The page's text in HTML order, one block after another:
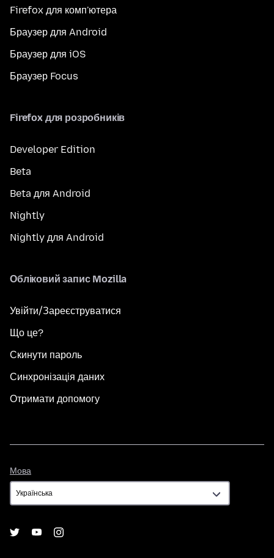
Firefox для комп'ютера
Браузер для Android
Браузер для iOS
Браузер Focus
Firefox для розробників
Developer Edition
Beta
Beta для Android
Nightly
Nightly для Android
Обліковий запис Mozilla
Увійти/Зареєструватися
Що це?
Скинути пароль
Синхронізація даних
Отримати допомогу
Мова